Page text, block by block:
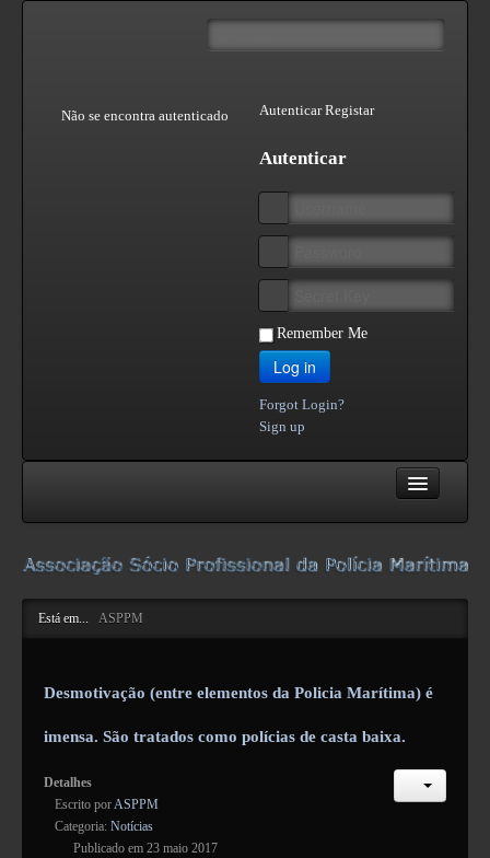
Autenticar Registar
Autenticar
Remember Me
Log in
Forgot Login?
Sign up
Não se encontra autenticado
Contactos
Formulários
Pareceres da DN
Atividades
Está em... ASPPM
Desmotivação (entre elementos da Policia Marítima) é
imensa. São tratados como polícias de casta baixa.
Detalhes
Escrito porASPPM
Categoria: Notícias
Publicado em 23 maio 2017